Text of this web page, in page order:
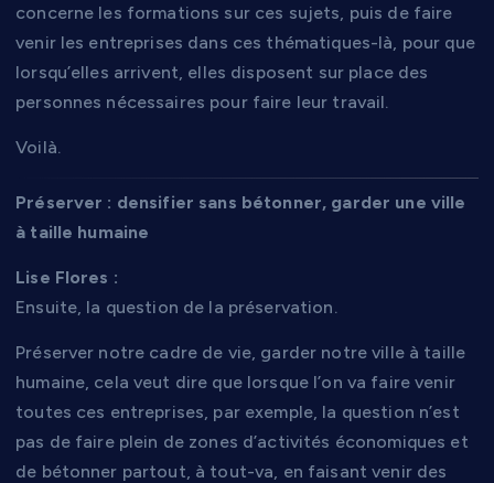
concerne les formations sur ces sujets, puis de faire
venir les entreprises dans ces thématiques-là, pour que
lorsqu’elles arrivent, elles disposent sur place des
personnes nécessaires pour faire leur travail.
Voilà.
Préserver : densifier sans bétonner, garder une ville
à taille humaine
Lise Flores :
Ensuite, la question de la préservation.
Préserver notre cadre de vie, garder notre ville à taille
humaine, cela veut dire que lorsque l’on va faire venir
toutes ces entreprises, par exemple, la question n’est
pas de faire plein de zones d’activités économiques et
de bétonner partout, à tout-va, en faisant venir des